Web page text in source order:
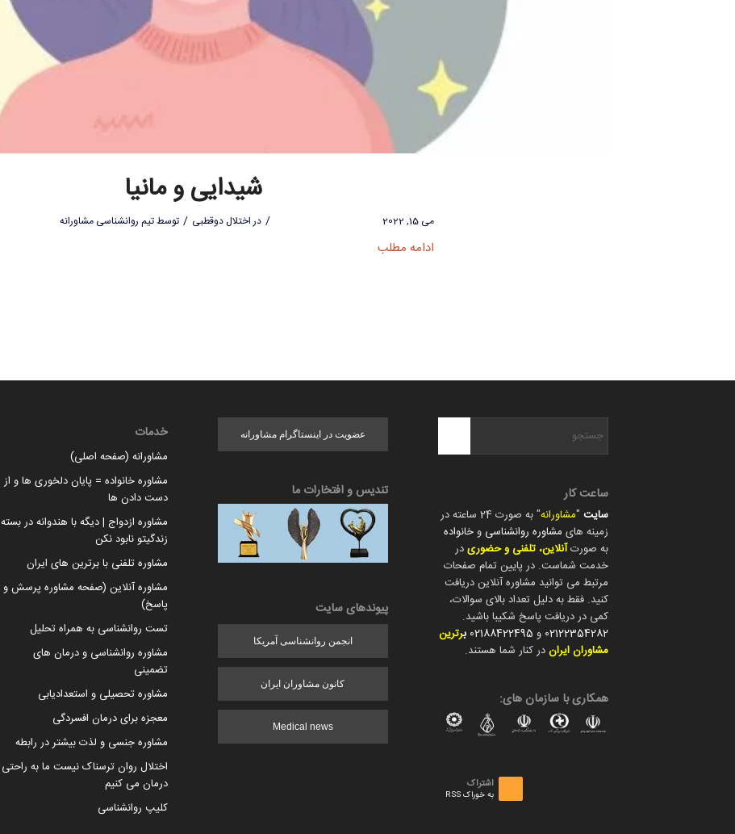
شیدایی و مانیا
می 15, 2022 / دراختلال دوقطبی / توسطتیم روانشناسی مشاورانه
ادامه مطلب
ساعت کار
سایت "مشاورانه
" به صورت 24 ساعته در
زمینه های مشاوره روانشناسی و خانواده
به صورتآنلاین، تلفنی و حضوریدر
خدمت شماست. در پایین تمام صفحات
مرتبط می توانید مشاوره آنلاین دریافت
کنید. فقط به دلیل تعداد بالای سوالات،
کمی در دریافت پاسخ شکیبا باشید.
02122354282 و 02188422495 برترین
مشاوران ایراندر کنار شما هستند.
همکاری با سازمان های:
اشتراک
به خوراک RSS
عضویت در اینستاگرام مشاورانه
تندیس و افتخارات ما
پیوندهای سایت
انجمن روانشناسی آمریکا
کانون مشاوران ایران
Medical news
خدمات
مشاورانه (صفحه اصلی)
مشاوره خانواده = پایان دلخوری ها و از
دست دادن ها
مشاوره ازدواج | دیگه با هندوانه در بسته
زندگیتو نابود نکن
مشاوره تلفنی با برترین های ایران
مشاوره آنلاین (صفحه مشاوره پرسش و
پاسخ)
تست روانشناسی به همراه تحلیل
مشاوره روانشناسی و درمان های
تضمینی
مشاوره تحصیلی و استعدادیابی
معجزه برای درمان افسردگی
مشاوره جنسی و لذت بیشتر در رابطه
اختلال روان ترسناک نیست ما به راحتی
درمان می کنیم
کلیپ روانشناسی